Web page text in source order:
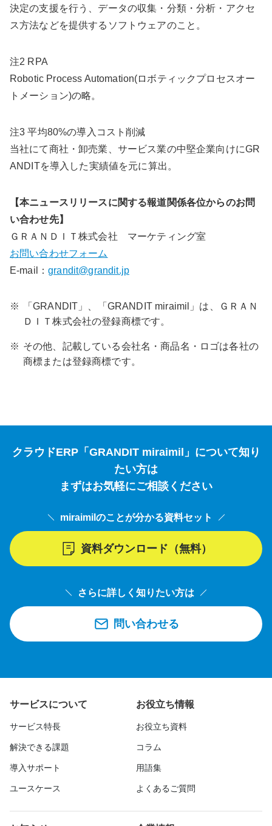
決定の支援を行う、データの収集・分類・分析・アクセ
ス方法などを提供するソフトウェアのこと。
注2 RPA
Robotic Process Automation(ロボティックプロセスオー
トメーション)の略。
注3 平均80%の導入コスト削減
当社にて商社・卸売業、サービス業の中堅企業向けにGR
ANDITを導入した実績値を元に算出。
【本ニュースリリースに関する報道関係各位からのお問
い合わせ先】
ＧＲＡＮＤＩＴ株式会社 マーケティング室
お問い合わせフォーム
E-mail：grandit@grandit.jp
※
「GRANDIT」、「GRANDIT miraimil」は、ＧＲＡＮ
ＤＩＴ株式会社の登録商標です。
※ その他、記載している会社名・商品名・ロゴは各社の
商標または登録商標です。
クラウドERP「GRANDIT miraimil」について知り
たい方は
まずはお気軽にご相談ください
miraimilのことが分かる資料セット
資料ダウンロード（無料）
さらに詳しく知りたい方は
問い合わせる
サービスについて
サービス特長
解決できる課題
導入サポート
ユースケース
お役立ち情報
お役立ち資料
コラム
用語集
よくあるご質問